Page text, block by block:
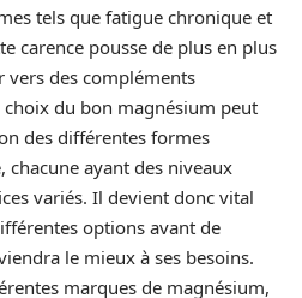
tels que fatigue chronique et
carence pousse de plus en plus
vers des compléments
du bon magnésium peut
des différentes formes
ayant des niveaux
variés. Il devient donc vital
options avant de
le mieux à ses besoins.
marques de magnésium,